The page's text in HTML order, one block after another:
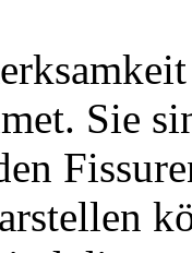
Sie